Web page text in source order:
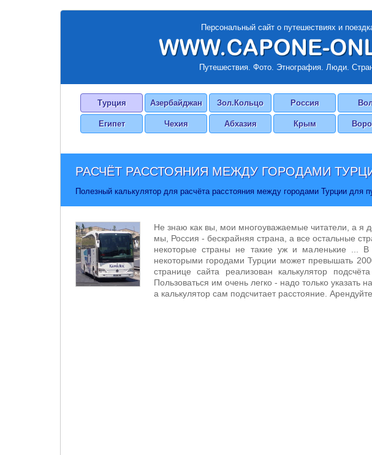
Персональный сайт о путешествиях и
Путешествия. Фото. Этнография. Люди.
Турция Азербайджан Зол.Кольцо Россия
Египет Чехия Абхазия Крым
РАСЧЁТ РАССТОЯНИЯ МЕЖДУ ГОРОДАМИ
Полезный калькулятор для расчёта расстояния между городами Турции для
Не знаю как вы, мои многоуважаемые читатели, а я
мы, Россия - бескрайняя страна, а все остальные
некоторые страны не такие уж и маленькие ... В
некоторыми городами Турции может превышать
странице сайта реализован калькулятор
Пользоваться им очень легко - надо только указать
а калькулятор сам подсчитает расстояние.